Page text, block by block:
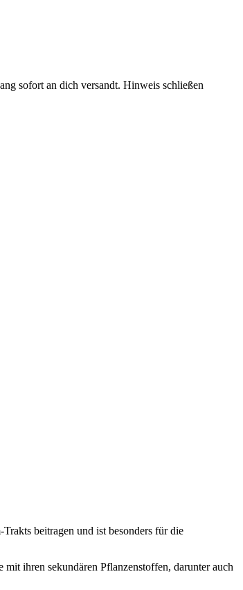
sofort an dich versandt. Hinweis schließen
beitragen und ist besonders für die
ihren sekundären Pflanzenstoffen, darunter auch